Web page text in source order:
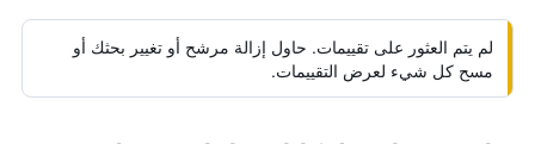
لم يتم العثور على تقييمات. حاول إزالة مرشح أو تغيير بحثك أو
مسح كل شيء لعرض التقييمات.